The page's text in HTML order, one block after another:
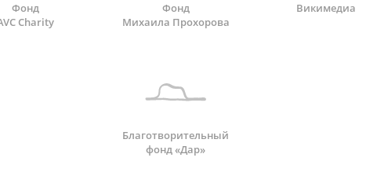
Фонд
Charity
Фонд
Михаила Прохорова
Викимедиа
Благотворительный
фонд «Дар»